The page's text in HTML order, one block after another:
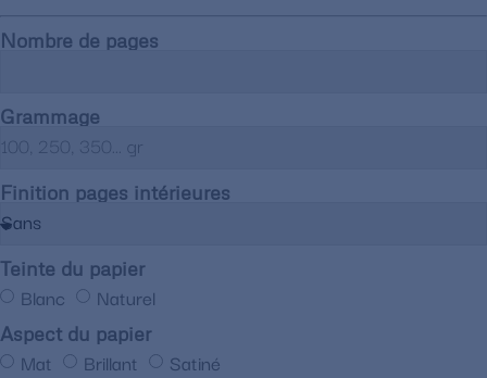
Nombre de pages
Grammage
Finition pages intérieures
Teinte du papier
Blanc Naturel
Aspect du papier
Mat Brillant Satiné